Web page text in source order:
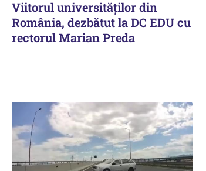
Viitorul universităților din
România, dezbătut la DC EDU cu
rectorul Marian Preda